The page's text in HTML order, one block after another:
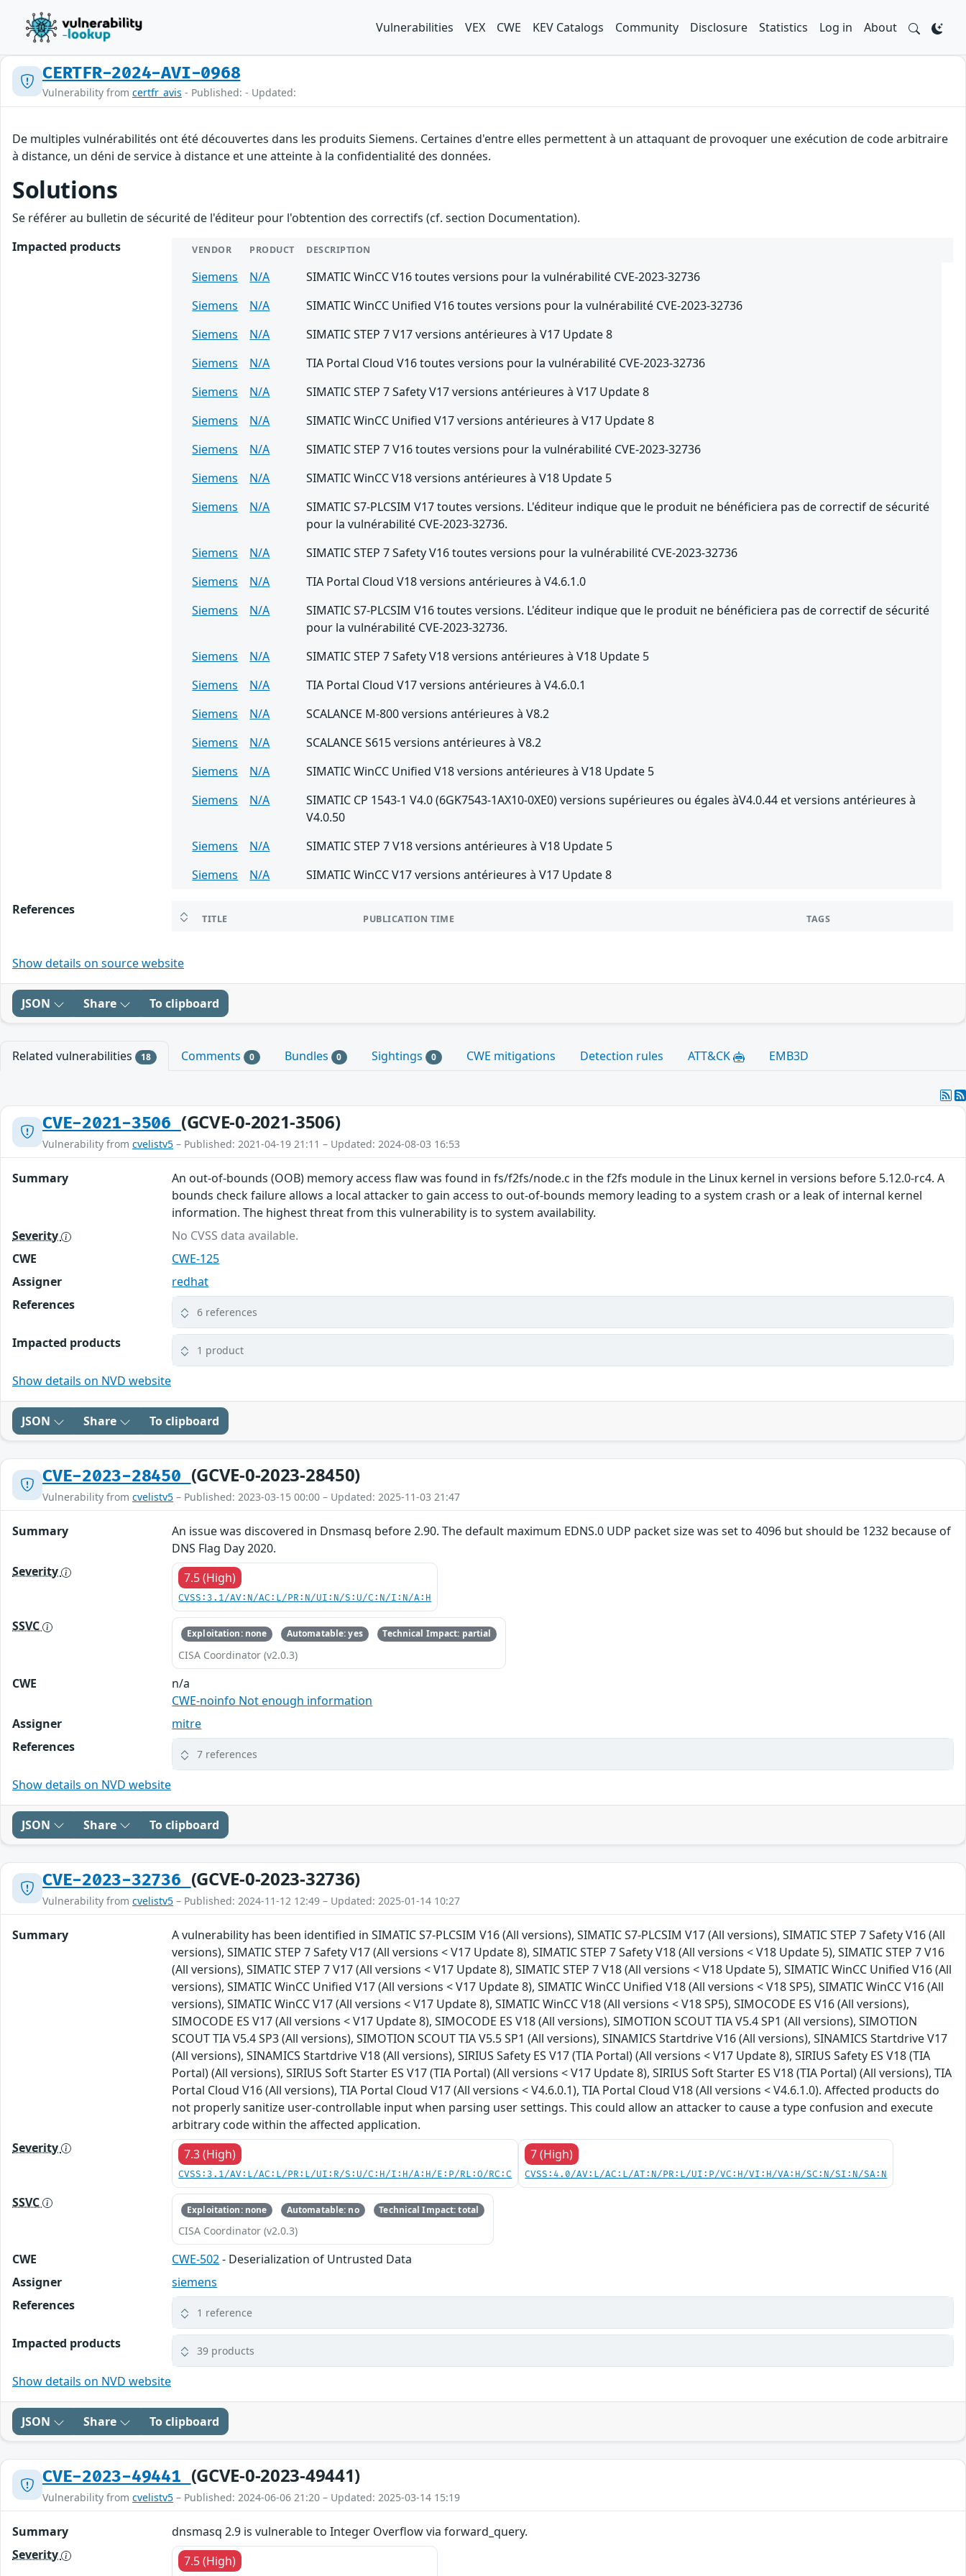
Vulnerabilities VEX CWE KEV Catalogs Community Disclosure Statistics Log in About
CERTFR-2024-AVI-0968
Vulnerability from certfr_avis - Published: - Updated:
De multiples vulnérabilités ont été découvertes dans les produits Siemens. Certaines d'entre elles permettent à un attaquant de provoquer une exécution de code arbitraire
à distance, un déni de service à distance et une atteinte à la confidentialité des données.
Solutions
Se référer au bulletin de sécurité de l'éditeur pour l'obtention des correctifs (cf. section Documentation).
Impacted products
VENDOR PRODUCT DESCRIPTION
Siemens N/A
SIMATIC WinCC V16 toutes versions pour la vulnérabilité CVE-2023-32736
Siemens
N/A
SIMATIC WinCC Unified V16 toutes versions pour la vulnérabilité CVE-2023-32736
Siemens
N/A
SIMATIC STEP 7 V17 versions antérieures à V17 Update 8
Siemens
N/A
TIA Portal Cloud V16 toutes versions pour la vulnérabilité CVE-2023-32736
Siemens
N/A
SIMATIC STEP 7 Safety V17 versions antérieures à V17 Update 8
Siemens
N/A
SIMATIC WinCC Unified V17 versions antérieures à V17 Update 8
Siemens
N/A
SIMATIC STEP 7 V16 toutes versions pour la vulnérabilité CVE-2023-32736
Siemens
N/A
SIMATIC WinCC V18 versions antérieures à V18 Update 5
Siemens
N/A
SIMATIC S7-PLCSIM V17 toutes versions. L'éditeur indique que le produit ne bénéficiera pas de correctif de sécurité
pour la vulnérabilité CVE-2023-32736.
Siemens
N/A
SIMATIC STEP 7 Safety V16 toutes versions pour la vulnérabilité CVE-2023-32736
Siemens
N/A
TIA Portal Cloud V18 versions antérieures à V4.6.1.0
Siemens
N/A
SIMATIC S7-PLCSIM V16 toutes versions. L'éditeur indique que le produit ne bénéficiera pas de correctif de sécurité
pour la vulnérabilité CVE-2023-32736.
Siemens
N/A
SIMATIC STEP 7 Safety V18 versions antérieures à V18 Update 5
Siemens
N/A
TIA Portal Cloud V17 versions antérieures à V4.6.0.1
Siemens
N/A
SCALANCE M-800 versions antérieures à V8.2
Siemens
N/A
SCALANCE S615 versions antérieures à V8.2
Siemens
N/A
SIMATIC WinCC Unified V18 versions antérieures à V18 Update 5
Siemens
N/A
SIMATIC CP 1543-1 V4.0 (6GK7543-1AX10-0XE0) versions supérieures ou égales àV4.0.44 et versions antérieures à
V4.0.50
Siemens
N/A
SIMATIC STEP 7 V18 versions antérieures à V18 Update 5
Siemens
N/A SIMATIC WinCC V17 versions antérieures à V17 Update 8
References
TITLE PUBLICATION TIME TAGS
Show details on source website
JSON Share To clipboard
Related vulnerabilities 18 Comments 0 Bundles 0 Sightings 0 CWE mitigations Detection rules ATT&CK EMB3D
CVE-2021-3506 (GCVE-0-2021-3506)
Vulnerability from cvelistv5 – Published: 2021-04-19 21:11 – Updated: 2024-08-03 16:53
Summary
An out-of-bounds (OOB) memory access flaw was found in fs/f2fs/node.c in the f2fs module in the Linux kernel in versions before 5.12.0-rc4. A
bounds check failure allows a local attacker to gain access to out-of-bounds memory leading to a system crash or a leak of internal kernel
information. The highest threat from this vulnerability is to system availability.
Severity
No CVSS data available.
CWE
CWE-125
Assigner
redhat
References
6 references
Impacted products 1 product
Show details on NVD website
JSON Share To clipboard
CVE-2023-28450 (GCVE-0-2023-28450)
Vulnerability from cvelistv5 – Published: 2023-03-15 00:00 – Updated: 2025-11-03 21:47
Summary
An issue was discovered in Dnsmasq before 2.90. The default maximum EDNS.0 UDP packet size was set to 4096 but should be 1232 because of
DNS Flag Day 2020.
Severity
7.5 (High)
CVSS:3.1/AV:N/AC:L/PR:N/UI:N/S:U/C:N/I:N/A:H
SSVC Exploitation: none Automatable: yes Technical Impact: partial
CISA Coordinator (v2.0.3)
CWE
n/a
CWE-noinfo Not enough information
Assigner
mitre
References
7 references
Show details on NVD website
JSON Share To clipboard
CVE-2023-32736 (GCVE-0-2023-32736)
Vulnerability from cvelistv5 – Published: 2024-11-12 12:49 – Updated: 2025-01-14 10:27
Summary
A vulnerability has been identified in SIMATIC S7-PLCSIM V16 (All versions), SIMATIC S7-PLCSIM V17 (All versions), SIMATIC STEP 7 Safety V16 (All
versions), SIMATIC STEP 7 Safety V17 (All versions < V17 Update 8), SIMATIC STEP 7 Safety V18 (All versions < V18 Update 5), SIMATIC STEP 7 V16
(All versions), SIMATIC STEP 7 V17 (All versions < V17 Update 8), SIMATIC STEP 7 V18 (All versions < V18 Update 5), SIMATIC WinCC Unified V16 (All
versions), SIMATIC WinCC Unified V17 (All versions < V17 Update 8), SIMATIC WinCC Unified V18 (All versions < V18 SP5), SIMATIC WinCC V16 (All
versions), SIMATIC WinCC V17 (All versions < V17 Update 8), SIMATIC WinCC V18 (All versions < V18 SP5), SIMOCODE ES V16 (All versions),
SIMOCODE ES V17 (All versions < V17 Update 8), SIMOCODE ES V18 (All versions), SIMOTION SCOUT TIA V5.4 SP1 (All versions), SIMOTION
SCOUT TIA V5.4 SP3 (All versions), SIMOTION SCOUT TIA V5.5 SP1 (All versions), SINAMICS Startdrive V16 (All versions), SINAMICS Startdrive V17
(All versions), SINAMICS Startdrive V18 (All versions), SIRIUS Safety ES V17 (TIA Portal) (All versions < V17 Update 8), SIRIUS Safety ES V18 (TIA
Portal) (All versions), SIRIUS Soft Starter ES V17 (TIA Portal) (All versions < V17 Update 8), SIRIUS Soft Starter ES V18 (TIA Portal) (All versions), TIA
Portal Cloud V16 (All versions), TIA Portal Cloud V17 (All versions < V4.6.0.1), TIA Portal Cloud V18 (All versions < V4.6.1.0). Affected products do
not properly sanitize user-controllable input when parsing user settings. This could allow an attacker to cause a type confusion and execute
arbitrary code within the affected application.
Severity
7.3 (High)
CVSS:3.1/AV:L/AC:L/PR:L/UI:R/S:U/C:H/I:H/A:H/E:P/RL:O/RC:C
7 (High)
CVSS:4.0/AV:L/AC:L/AT:N/PR:L/UI:P/VC:H/VI:H/VA:H/SC:N/SI:N/SA:N
SSVC Exploitation: none Automatable: no Technical Impact: total
CISA Coordinator (v2.0.3)
CWE CWE-502- Deserialization of Untrusted Data
Assigner
siemens
References
1 reference
Impacted products 39 products
Show details on NVD website
JSON Share To clipboard
CVE-2023-49441 (GCVE-0-2023-49441)
Vulnerability from cvelistv5 – Published: 2024-06-06 21:20 – Updated: 2025-03-14 15:19
Summary
dnsmasq 2.9 is vulnerable to Integer Overflow via forward_query.
Severity
7.5 (High)